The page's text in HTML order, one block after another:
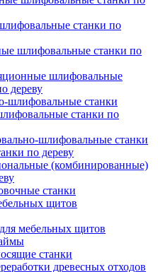
станки по
шлифовальные станки по
шлифовальные
дереву
шлифовальные станки
станки по
шлифовальные станки
по дереву
(комбинированные)
станки
щитов
мебельных щитов
станки
древесных отходов